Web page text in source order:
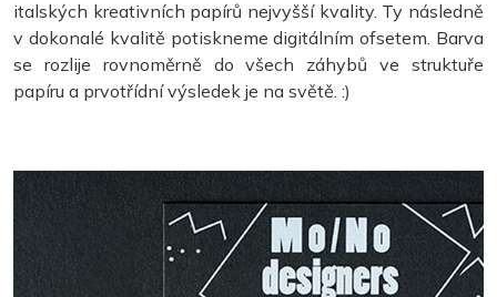
italských kreativních papírů nejvyšší kvality. Ty následně
v dokonalé kvalitě potiskneme digitálním ofsetem. Barva
se rozlije rovnoměrně do všech záhybů ve struktuře
papíru a prvotřídní výsledek je na světě. :)